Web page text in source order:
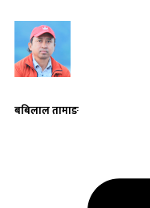
बबिलाल तामाङ